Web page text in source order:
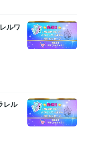
解決策】 【親子鑑定】
【ママへの♡パラレル
ルワ
レル